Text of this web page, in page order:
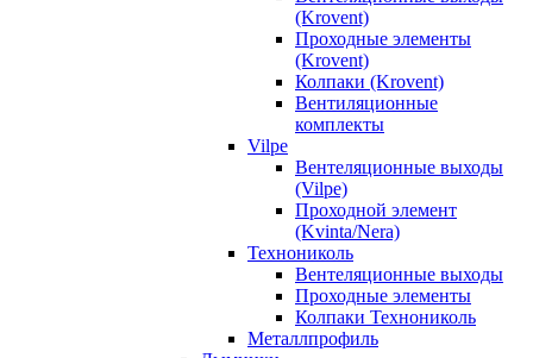
(Krovent)
Проходные элементы
(Krovent)
Колпаки (Krovent)
Вентиляционные
комплекты
Vilpe
Вентеляционные выходы
(Vilpe)
Проходной элемент
(Kvinta/Nera)
Технониколь
Вентеляционные выходы
Проходные элементы
Колпаки Технониколь
Металлпрофиль